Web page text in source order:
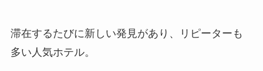
滞在するたびに新しい発見があり、リピーターも
多い人気ホテル。